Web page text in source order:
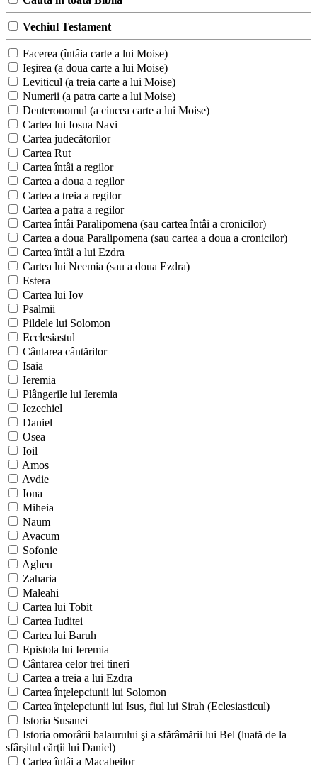
Vechiul Testament
Facerea (întâia carte a lui Moise)
Ieşirea (a doua carte a lui Moise)
Leviticul (a treia carte a lui Moise)
Numerii (a patra carte a lui Moise)
Deuteronomul (a cincea carte a lui Moise)
Cartea lui Iosua Navi
Cartea judecătorilor
Cartea Rut
Cartea întâi a regilor
Cartea a doua a regilor
Cartea a treia a regilor
Cartea a patra a regilor
Cartea întâi Paralipomena (sau cartea întâi a cronicilor)
Cartea a doua Paralipomena (sau cartea a doua a cronicilor)
Cartea întâi a lui Ezdra
Cartea lui Neemia (sau a doua Ezdra)
Estera
Cartea lui Iov
Psalmii
Pildele lui Solomon
Ecclesiastul
Cântarea cântărilor
Isaia
Ieremia
Plângerile lui Ieremia
Iezechiel
Daniel
Osea
Ioil
Amos
Avdie
Iona
Miheia
Naum
Avacum
Sofonie
Agheu
Zaharia
Maleahi
Cartea lui Tobit
Cartea Iuditei
Cartea lui Baruh
Epistola lui Ieremia
Cântarea celor trei tineri
Cartea a treia a lui Ezdra
Cartea înţelepciunii lui Solomon
Cartea înţelepciunii lui Isus, fiul lui Sirah (Eclesiasticul)
Istoria Susanei
Istoria omorârii balaurului şi a sfărâmării lui Bel (luată de la
sfârşitul cărţii lui Daniel)
Cartea întâi a Macabeilor